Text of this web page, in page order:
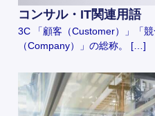
コンサル・IT関連用語
3C 「顧客（Customer）」「
（Company）」の総称。 […]